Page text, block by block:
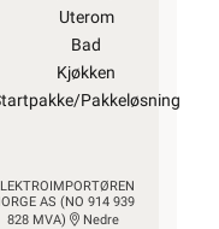
Uterom
Bad
Kjøkken
Pakkeløsning
AS (NO 914 939
828 MVA)
Nedre